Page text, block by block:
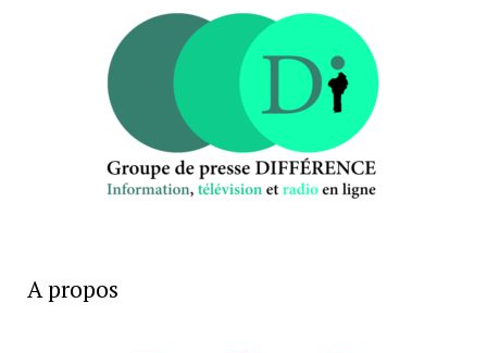
A propos